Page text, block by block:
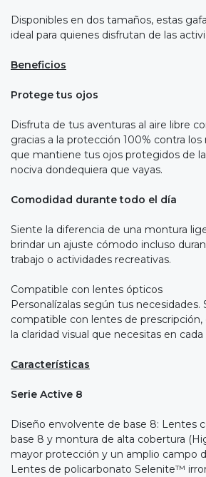
Disponibles en dos tamaños, estas
ideal para quienes disfrutan de las
Beneficios
Protege tus ojos
Disfruta de tus aventuras al aire libre
gracias a la protección 100% contra los
que mantiene tus ojos protegidos de
nociva dondequiera que vayas.
Comodidad durante todo el día
Siente la diferencia de una montura
brindar un ajuste cómodo incluso
trabajo o actividades recreativas.
Compatible con lentes ópticos
Personalízalas según tus necesidades.
compatible con lentes de
la claridad visual que necesitas en
Características
Serie Active 8
Diseño envolvente de base 8: Lentes
base 8 y montura de alta cobertura
mayor protección y un amplio campo
Lentes de policarbonato Selenite™